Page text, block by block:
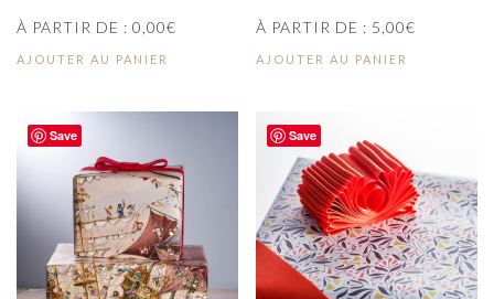
À PARTIR DE : 0,00€
AJOUTER AU PANIER
À PARTIR DE : 5,00€
AJOUTER AU PANIER
Save Save